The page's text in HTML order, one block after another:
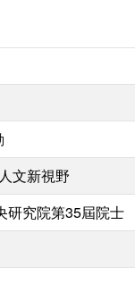
文新視野
研究院第35屆院士